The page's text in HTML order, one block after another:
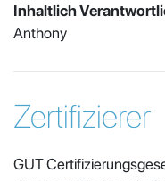
Inhaltlich
Anthony
Zertifizierer
GUT